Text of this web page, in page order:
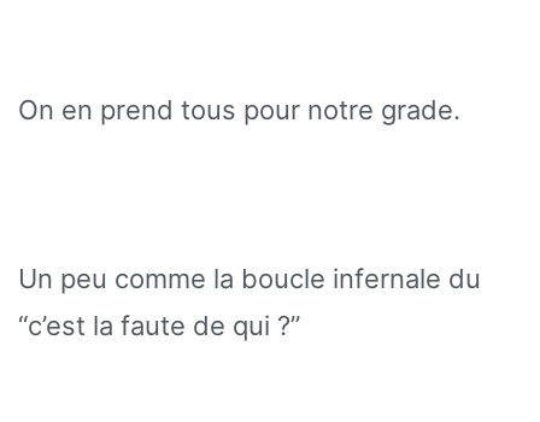
On en prend tous pour notre grade.
Un peu comme la boucle infernale du
“c’est la faute de qui ?”